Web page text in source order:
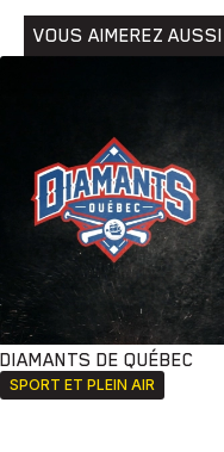
VOUS AIMEREZ AUSSI
DIAMANTS DE QUÉBEC
SPORT ET PLEIN AIR